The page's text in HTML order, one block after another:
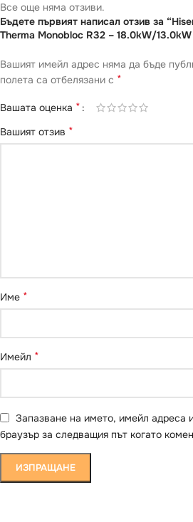
Все още няма отзиви.
Бъдете първият написал отзив за
Therma Monobloc R32 – 18.0kW/
Вашият имейл адрес няма да бъде
полета са отбелязани с *
Вашата оценка *
Вашият отзив *
Име *
Имейл *
Запазване на името, имейл адреса
браузър за следващия път когато